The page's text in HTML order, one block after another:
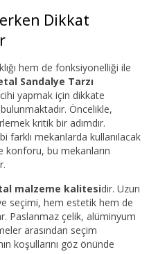
Dikkat
hem de fonksiyonelliği ile
Sandalye Tarzı
yapmak için dikkate
Öncelikle,
kritik bir adımdır.
farklı mekanlarda kullanılacak
konforu, bu mekanların
malzeme kalitesidir. Uzun
seçimi, hem estetik hem de
Paslanmaz çelik, alüminyum
arasından seçim
koşullarını göz önünde